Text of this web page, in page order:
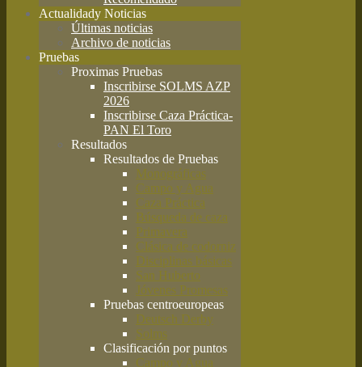
Actualidady Noticias
Últimas noticias
Archivo de noticias
Pruebas
Proximas Pruebas
Inscribirse SOLMS AZP
2026
Inscribirse Caza Práctica-
PAN El Toro
Resultados
Resultados de Pruebas
Monográficas
Campo y Agua
Caza Práctica
Búsqueda de caza
Primavera
Clásica de codorniz
Disciplinas básicas
San Huberto
Jóvenes Promesas
Pruebas centroeuropeas
Deutsch Derby
Solms
Clasificación por puntos
Campo y Agua